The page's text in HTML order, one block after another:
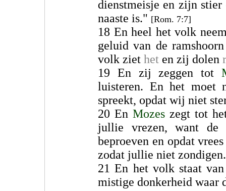
dienstmeisje en zijn
naaste is." [Rom. 7:7]
18 En heel het volk
geluid van de
volk ziet het en zij dolen
19 En zij zeggen tot
luisteren. En het
spreekt, opdat wij niet
20 En Mozes zegt tot
jullie vrezen, want
beproeven en opdat
zodat jullie niet
21 En het volk staat
mistige donkerheid waar